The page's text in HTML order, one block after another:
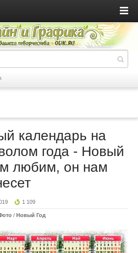
календарь на
года - Новый
любим, он нам
1 109
/ Новый Год